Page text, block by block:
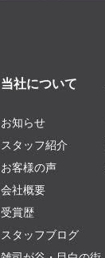
当社について
お知らせ
スタッフ紹介
お客様の声
会社概要
受賞歴
スタッフブログ